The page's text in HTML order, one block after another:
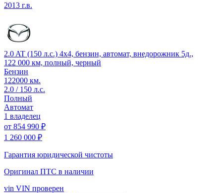
2013 г.в.
2.0 AT (150 л.с.) 4x4, бензин, автомат, внедорожник 5д.,
122 000 км, полный, черный
Бензин
122000 км.
2.0 / 150 л.с.
Полный
Автомат
1 владелец
от 854 990 ₽
1 260 000 ₽
Гарантия юридической чистоты
Оригинал ПТС в наличии
vin VIN проверен